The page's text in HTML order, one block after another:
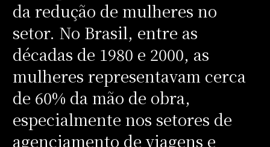
da redução de mulheres no
setor. No Brasil, entre as
décadas de 1980 e 2000, as
mulheres representavam cerca
de 60% da mão de obra,
especialmente nos setores de
agenciamento de viagens e